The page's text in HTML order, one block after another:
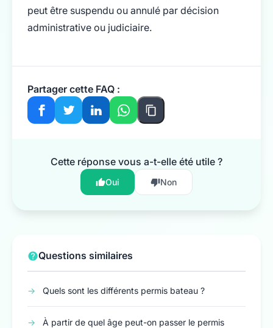
peut être suspendu ou annulé par décision
administrative ou judiciaire.
Partager cette FAQ :
Cette réponse vous a-t-elle été utile ?
Oui Non
Questions similaires
→ Quels sont les différents permis bateau ?
→
À partir de quel âge peut-on passer le permis